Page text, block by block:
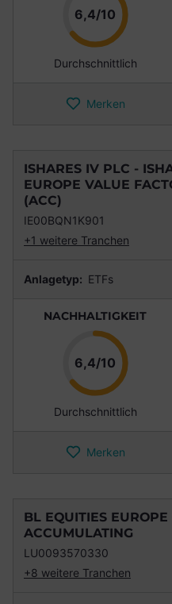
6,4/10 Punkte
Durchschnittlich
Merken
ISHARES IV PLC -
EUROPE VALUE
(ACC)
IE00BQN1K901
+1 weitere Tranchen
Anlagetyp: ETFs
NACHHALTIGKEIT
6,4/10 Punkte
Durchschnittlich
Merken
BL EQUITIES
ACCUMULATING
LU0093570330
+8 weitere Tranchen